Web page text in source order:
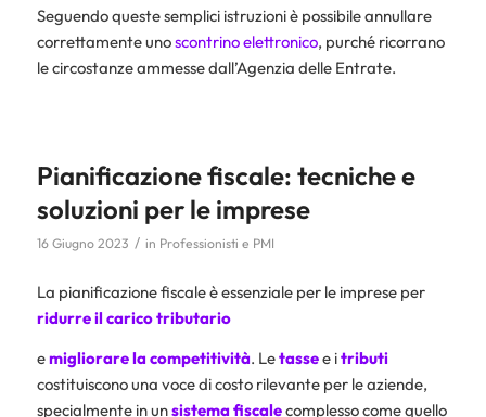
Seguendo queste semplici istruzioni è possibile annullare
correttamente unoscontrino elettronico, purché ricorrano
le circostanze ammesse dall’Agenzia delle Entrate.
Pianificazione fiscale: tecniche e
soluzioni per le imprese
16 Giugno 2023 / in Professionisti e PMI
La pianificazione fiscale è essenziale per le imprese per
ridurre il carico tributario
emigliorare la competitività. Letassee itributi
costituiscono una voce di costo rilevante per le aziende,
specialmente in unsistema fiscalecomplesso come quello